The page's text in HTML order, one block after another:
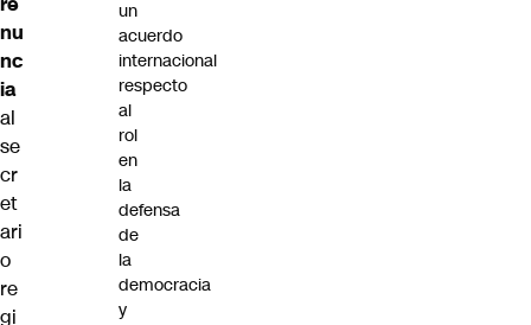
nu
nc
ia
al
se
cr
et
ari
o
re
gi
un
acuerdo
internacional
respecto
al
rol
en
la
defensa
de
la
democracia
y